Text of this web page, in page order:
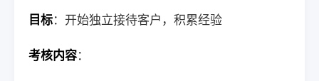
目标：开始独立接待客户，积累经验
考核内容：